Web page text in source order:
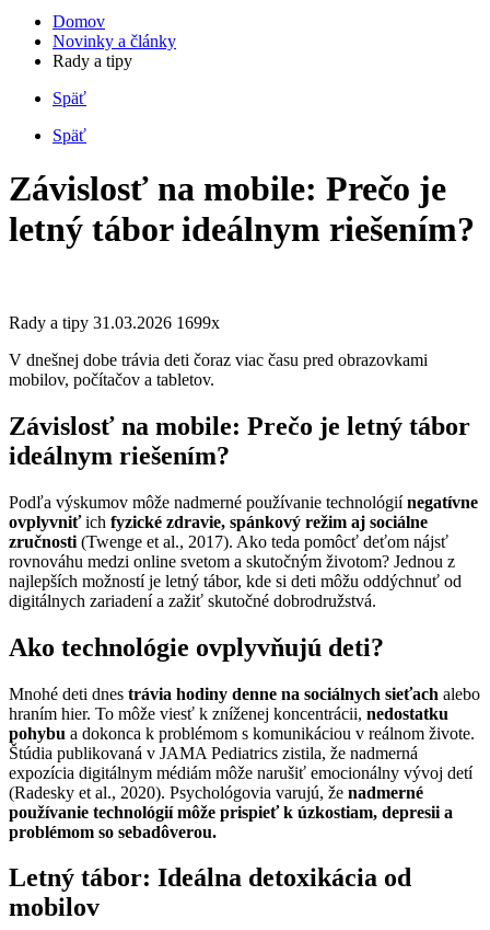
Domov
Novinky a články
Rady a tipy
Späť
Späť
Závislosť na mobile: Prečo je
letný tábor ideálnym riešením?
Rady a tipy 31.03.2026 1699x
V dnešnej dobe trávia deti čoraz viac času pred obrazovkami
mobilov, počítačov a tabletov.
Závislosť na mobile: Prečo je letný tábor
ideálnym riešením?
Podľa výskumov môže nadmerné používanie technológiínegatívne
ovplyvniťich fyzické zdravie, spánkový režim aj sociálne
zručnosti (Twenge et al., 2017). Ako teda pomôcť deťom nájsť
rovnováhu medzi online svetom a skutočným životom? Jednou z
najlepších možností je letný tábor, kde si deti môžu oddýchnuť od
digitálnych zariadení a zažiť skutočné dobrodružstvá.
Ako technológie ovplyvňujú deti?
Mnohé deti dnes trávia hodiny denne na sociálnych sieťach alebo
hraním hier. To môže viesť k zníženej koncentrácii, nedostatku
pohybu a dokonca k problémom s komunikáciou v reálnom živote.
Štúdia publikovaná v JAMA Pediatrics zistila, že nadmerná
expozícia digitálnym médiám môže narušiť emocionálny vývoj detí
(Radesky et al., 2020). Psychológovia varujú, že nadmerné
používanie technológií môže prispieť k úzkostiam, depresii a
problémom so sebadôverou.
Letný tábor: Ideálna detoxikácia od
mobilov